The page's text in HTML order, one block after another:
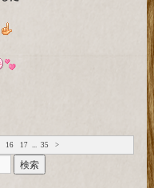
16 17 ... 35 >